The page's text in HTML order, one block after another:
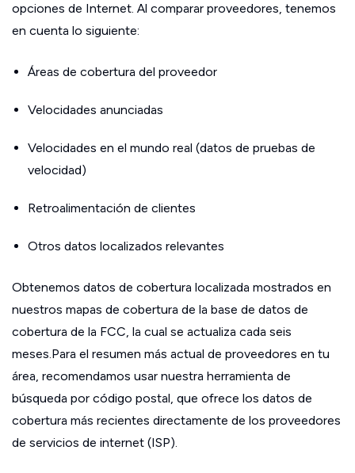
opciones de Internet. Al comparar proveedores, tenemos
en cuenta lo siguiente:
Áreas de cobertura del proveedor
Velocidades anunciadas
Velocidades en el mundo real (datos de pruebas de
velocidad)
Retroalimentación de clientes
Otros datos localizados relevantes
Obtenemos datos de cobertura localizada mostrados en
nuestros mapas de cobertura de la base de datos de
cobertura de la FCC, la cual se actualiza cada seis
meses.Para el resumen más actual de proveedores en tu
área, recomendamos usar nuestra herramienta de
búsqueda por código postal, que ofrece los datos de
cobertura más recientes directamente de los proveedores
de servicios de internet (ISP).